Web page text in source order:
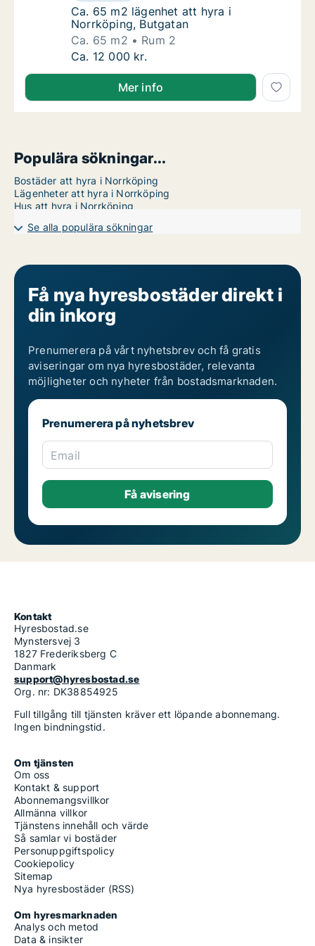
Ca. 65 m2 lägenhet att hyra i Norrköping,
Ca. 65 m2 lägenhet att hyra i
Norrköping, Butgatan
Ca. 65 m2
Rum 2
Ca. 65 m2 lägenhet att hyra i Norrköping,
Ca. 12 000 kr.
Mer info
Populära sökningar...
Bostäder att hyra i Norrköping
Lägenheter att hyra i Norrköping
Hus att hyra i Norrköping
Se alla populära sökningar
Få nya hyresbostäder direkt i
din inkorg
Prenumerera på vårt nyhetsbrev och få gratis
aviseringar om nya hyresbostäder, relevanta
möjligheter och nyheter från bostadsmarknaden.
Prenumerera på nyhetsbrev
Email
Kontakt
Hyresbostad.se
Mynstersvej 3
1827 Frederiksberg C
Danmark
support@hyresbostad.se
Org. nr: DK38854925
Full tillgång till tjänsten kräver ett löpande abonnemang.
Ingen bindningstid.
Om tjänsten
Om oss
Kontakt & support
Abonnemangsvillkor
Allmänna villkor
Tjänstens innehåll och värde
Så samlar vi bostäder
Personuppgiftspolicy
Cookiepolicy
Sitemap
Nya hyresbostäder (RSS)
Om hyresmarknaden
Analys och metod
Data & insikter